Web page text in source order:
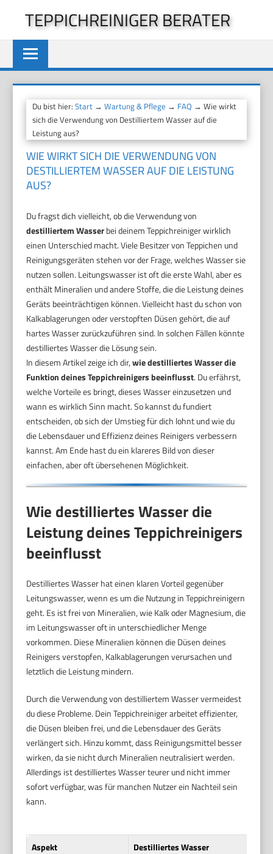
springen
TEPPICHREINIGER BERATER
Du bist hier:Start →Wartung & Pflege → FAQ → Wie wirkt
sich die Verwendung von Destilliertem Wasser auf die
Leistung aus?
WIE WIRKT SICH DIE VERWENDUNG VON
DESTILLIERTEM WASSER AUF DIE LEISTUNG
AUS?
Du fragst dich vielleicht, ob die Verwendung von
destilliertem Wasserbei deinem Teppichreiniger wirklich
einen Unterschied macht. Viele Besitzer von Teppichen und
Reinigungsgeräten stehen vor der Frage, welches Wasser sie
nutzen sollen. Leitungswasser ist oft die erste Wahl, aber es
enthält Mineralien und andere Stoffe, die die Leistung deines
Geräts beeinträchtigen können. Vielleicht hast du schon von
Kalkablagerungen oder verstopften Düsen gehört, die auf
hartes Wasser zurückzuführen sind. In solchen Fällen könnte
destilliertes Wasser die Lösung sein.
In diesem Artikel zeige ich dir,wie destilliertes Wasser die
Funktion deines Teppichreinigers beeinflusst. Du erfährst,
welche Vorteile es bringt, dieses Wasser einzusetzen und
wann es wirklich Sinn macht. So kannst du fundiert
entscheiden, ob sich der Umstieg für dich lohnt und wie du
die Lebensdauer und Effizienz deines Reinigers verbessern
kannst. Am Ende hast du ein klareres Bild von dieser
einfachen, aber oft übersehenen Möglichkeit.
Wie destilliertes Wasser die
Leistung deines Teppichreinigers
beeinflusst
Destilliertes Wasser hat einen klaren Vorteil gegenüber
Leitungswasser, wenn es um die Nutzung in Teppichreinigern
geht. Es ist frei von Mineralien, wie Kalk oder Magnesium, die
im Leitungswasser oft in unterschiedlicher Menge
vorkommen. Diese Mineralien können die Düsen deines
Reinigers verstopfen, Kalkablagerungen verursachen und
letztlich die Leistung mindern.
Durch die Verwendung von destilliertem Wasser vermeidest
du diese Probleme. Dein Teppichreiniger arbeitet effizienter,
die Düsen bleiben frei, und die Lebensdauer des Geräts
verlängert sich. Hinzu kommt, dass Reinigungsmittel besser
wirken, da sie nicht durch Mineralien neutralisiert werden.
Allerdings ist destilliertes Wasser teurer und nicht immer
sofort verfügbar, was für manchen Nutzer ein Nachteil sein
kann.
Aspekt
Destilliertes Wasser